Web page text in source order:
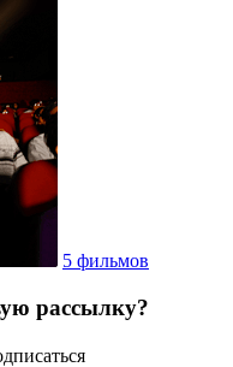
5 фильмов
рассылку?